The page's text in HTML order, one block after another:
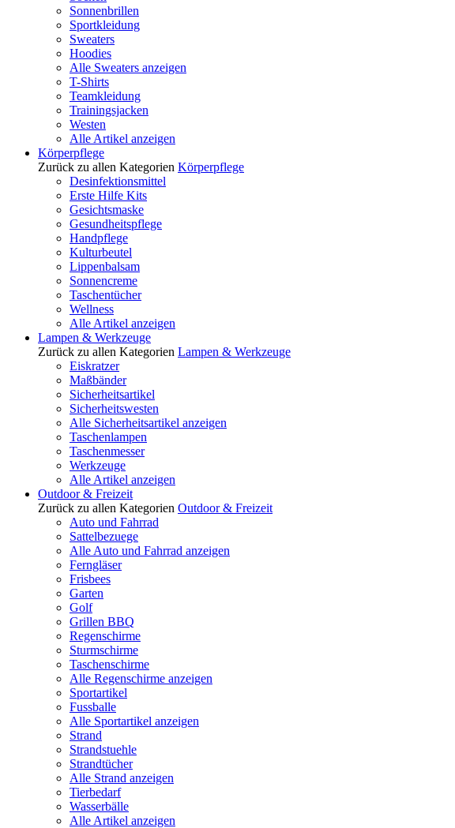
Sonnenbrillen
Sportkleidung
Sweaters
Hoodies
Alle Sweaters anzeigen
T-Shirts
Teamkleidung
Trainingsjacken
Westen
Alle Artikel anzeigen
Körperpflege
Zurück zu allen Kategorien Körperpflege
Desinfektionsmittel
Erste Hilfe Kits
Gesichtsmaske
Gesundheitspflege
Handpflege
Kulturbeutel
Lippenbalsam
Sonnencreme
Taschentücher
Wellness
Alle Artikel anzeigen
Lampen & Werkzeuge
Zurück zu allen Kategorien Lampen & Werkzeuge
Eiskratzer
Maßbänder
Sicherheitsartikel
Sicherheitswesten
Alle Sicherheitsartikel anzeigen
Taschenlampen
Taschenmesser
Werkzeuge
Alle Artikel anzeigen
Outdoor & Freizeit
Zurück zu allen Kategorien Outdoor & Freizeit
Auto und Fahrrad
Sattelbezuege
Alle Auto und Fahrrad anzeigen
Ferngläser
Frisbees
Garten
Golf
Grillen BBQ
Regenschirme
Sturmschirme
Taschenschirme
Alle Regenschirme anzeigen
Sportartikel
Fussballe
Alle Sportartikel anzeigen
Strand
Strandstuehle
Strandtücher
Alle Strand anzeigen
Tierbedarf
Wasserbälle
Alle Artikel anzeigen